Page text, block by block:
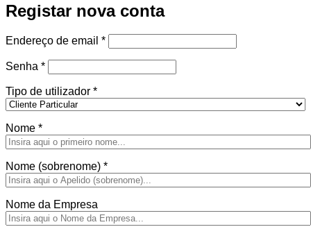
Registar nova conta
Endereço de email *Obrigatório
Senha *Obrigatório
Tipo de utilizador *
Nome *
Nome (sobrenome) *
Nome da Empresa